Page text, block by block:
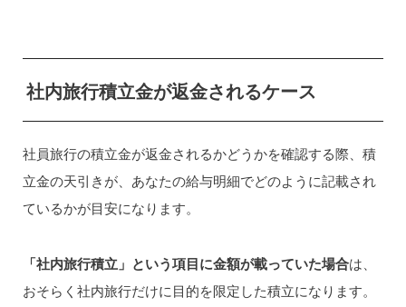
社内旅行積立金が返金されるケース
社員旅行の積立金が返金されるかどうかを確認する際、積
立金の天引きが、あなたの給与明細でどのように記載され
ているかが目安になります。
「社内旅行積立」という項目に金額が載っていた場合は、
おそらく社内旅行だけに目的を限定した積立になります。